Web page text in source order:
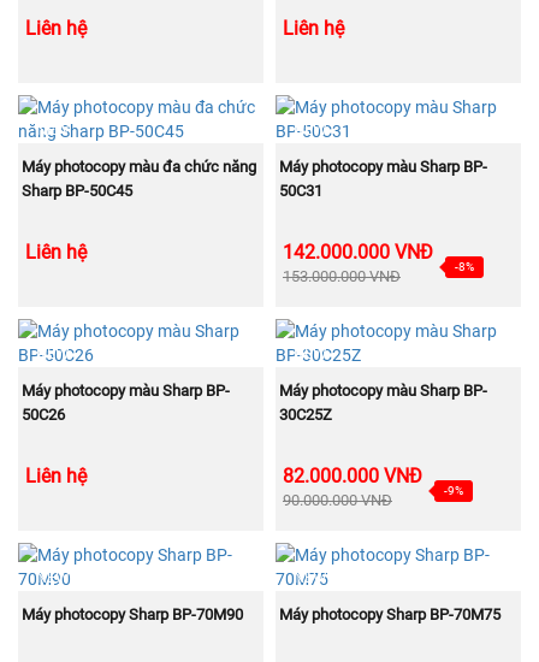
Liên hệ Liên hệ
NEW
MUA NGAY
Máy photocopy màu đa chức năng
Sharp BP-50C45
Liên hệ
NEW
MUA NGAY
Máy photocopy màu Sharp BP-
50C31
142.000.000 VNĐ
153.000.000 VNĐ
-8%
NEW
MUA NGAY
Máy photocopy màu Sharp BP-
50C26
Liên hệ
NEW
MUA NGAY
Máy photocopy màu Sharp BP-
30C25Z
82.000.000 VNĐ
90.000.000 VNĐ
-9%
NEW
MUA NGAY
Máy photocopy Sharp BP-70M90
NEW
MUA NGAY
Máy photocopy Sharp BP-70M75